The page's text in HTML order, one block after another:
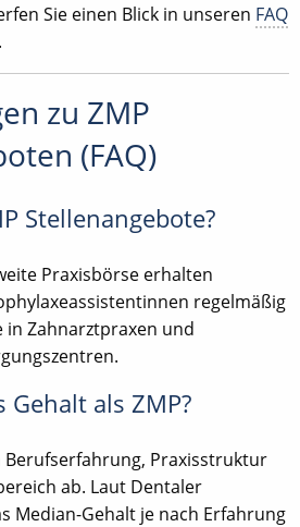
Sie einen Blick in unseren FAQ
.
zu ZMP
(FAQ)
Stellenangebote?
Praxisbörse erhalten
regelmäßig
in Zahnarztpraxen und
als ZMP?
Berufserfahrung, Praxisstruktur
ab. Laut Dentaler
Median-Gehalt je nach Erfahrung